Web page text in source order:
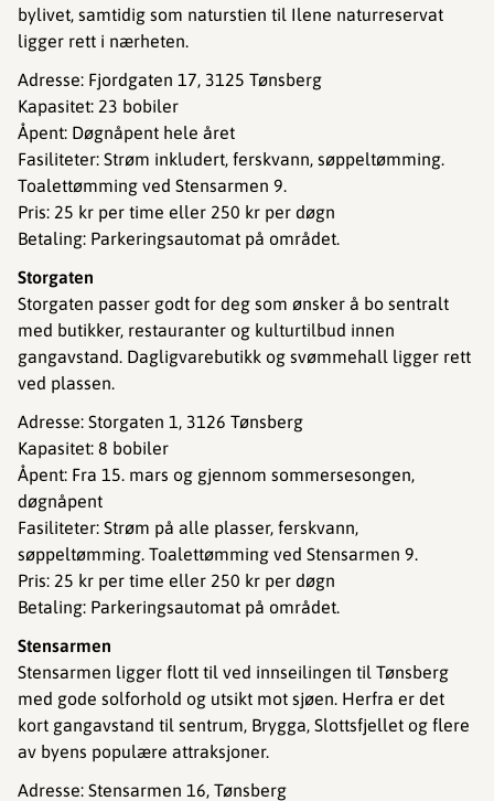
bylivet, samtidig som naturstien til Ilene naturreservat
ligger rett i nærheten.
Adresse: Fjordgaten 17, 3125 Tønsberg
Kapasitet: 23 bobiler
Åpent: Døgnåpent hele året
Fasiliteter: Strøm inkludert, ferskvann, søppeltømming.
Toalettømming ved Stensarmen 9.
Pris: 25 kr per time eller 250 kr per døgn
Betaling: Parkeringsautomat på området.
Storgaten
Storgaten passer godt for deg som ønsker å bo sentralt
med butikker, restauranter og kulturtilbud innen
gangavstand. Dagligvarebutikk og svømmehall ligger rett
ved plassen.
Adresse: Storgaten 1, 3126 Tønsberg
Kapasitet: 8 bobiler
Åpent: Fra 15. mars og gjennom sommersesongen,
døgnåpent
Fasiliteter: Strøm på alle plasser, ferskvann,
søppeltømming. Toalettømming ved Stensarmen 9.
Pris: 25 kr per time eller 250 kr per døgn
Betaling: Parkeringsautomat på området.
Stensarmen
Stensarmen ligger flott til ved innseilingen til Tønsberg
med gode solforhold og utsikt mot sjøen. Herfra er det
kort gangavstand til sentrum, Brygga, Slottsfjellet og flere
av byens populære attraksjoner.
Adresse: Stensarmen 16, Tønsberg